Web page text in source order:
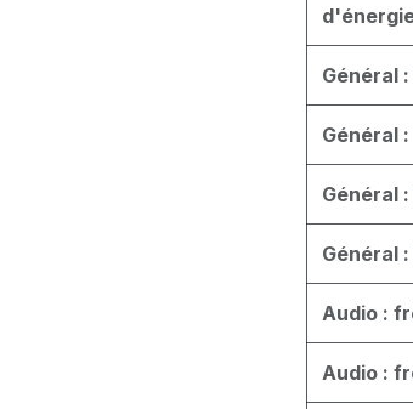
Général
Général
Général :
Général
Audio :
Audio :